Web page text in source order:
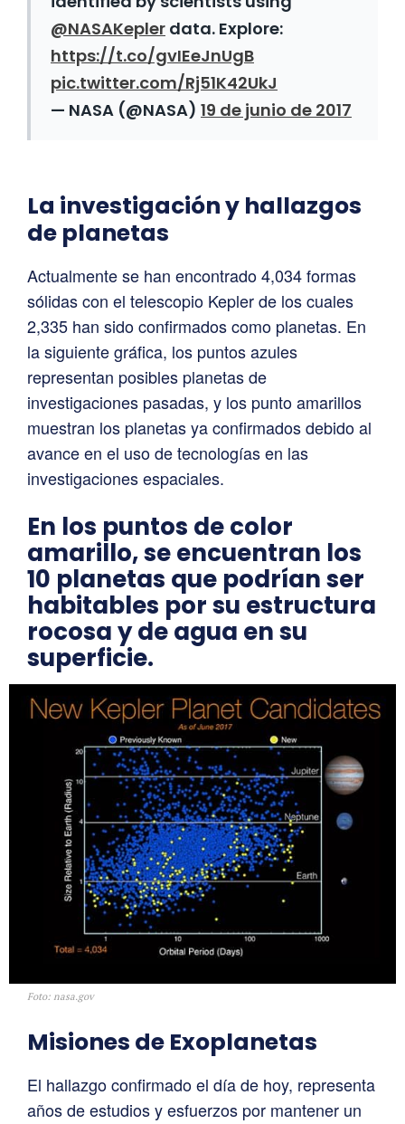
@NASAKepler data. Explore:
https://t.co/gvIEeJnUgB
pic.twitter.com/Rj51K42UkJ
— NASA (@NASA) 19 de junio de 2017
La investigación y hallazgos
de planetas
Actualmente se han encontrado 4,034 formas
sólidas con el telescopio Kepler de los cuales
2,335 han sido confirmados como planetas. En
la siguiente gráfica, los puntos azules
representan posibles planetas de
investigaciones pasadas, y los punto amarillos
muestran los planetas ya confirmados debido al
avance en el uso de tecnologías en las
investigaciones espaciales.
En los puntos de color
amarillo, se encuentran los
10 planetas que podrían ser
habitables por su estructura
rocosa y de agua en su
superficie.
Foto: nasa.gov
Misiones de Exoplanetas
El hallazgo confirmado el día de hoy, representa
años de estudios y esfuerzos por mantener un